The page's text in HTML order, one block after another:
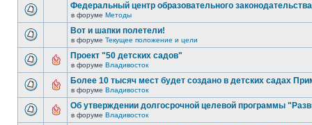
Федеральный центр образовательного
в форуме Методы
Вот и шапки полетели!
в форуме Текущее положение и цели
Проект "50 детских садов"
в форуме Владивосток
Более 10 тысяч мест будет создано в детских садах
в форуме Владивосток
Об утверждении долгосрочной целевой программы
в форуме Владивосток